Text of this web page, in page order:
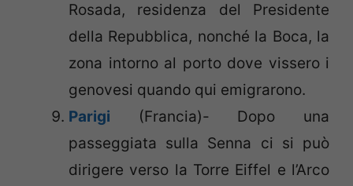
Rosada, residenza del Presidente
della Repubblica, nonché la Boca, la
zona intorno al porto dove vissero i
genovesi quando qui emigrarono.
Parigi (Francia)- Dopo una
passeggiata sulla Senna ci si può
dirigere verso la Torre Eiffel e l’Arco